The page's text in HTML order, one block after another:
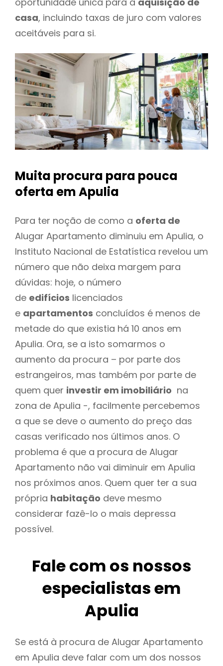
casa, incluindo taxas de juro com valores
aceitáveis para si.
Muita procura para pouca
oferta em Apulia
Para ter noção de como a oferta de
Alugar Apartamento diminuiu em Apulia, o
Instituto Nacional de Estatística revelou um
número que não deixa margem para
dúvidas: hoje, o número
de edifícios licenciados
e apartamentos concluídos é menos de
metade do que existia há 10 anos em
Apulia. Ora, se a isto somarmos o
aumento da procura – por parte dos
estrangeiros, mas também por parte de
quem quer investir em imobiliário na
zona de Apulia -, facilmente percebemos
a que se deve o aumento do preço das
casas verificado nos últimos anos. O
problema é que a procura de Alugar
Apartamento não vai diminuir em Apulia
nos próximos anos. Quem quer ter a sua
própria habitação deve mesmo
considerar fazê-lo o mais depressa
possível.
Fale com os nossos
especialistas em
Apulia
Se está à procura de Alugar Apartamento
em Apulia deve falar com um dos nossos